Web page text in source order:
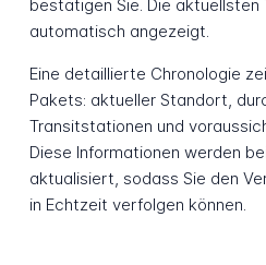
bestätigen Sie. Die
automatisch angezeigt.
Eine detaillierte Chronologie
Pakets: aktueller Standort,
Transitstationen und
Diese Informationen werden
aktualisiert, sodass Sie den
in Echtzeit verfolgen können.